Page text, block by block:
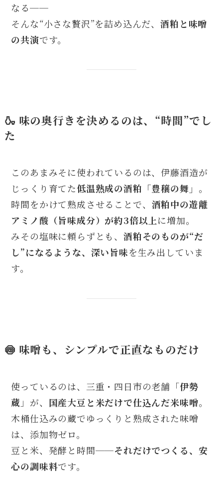
なる──
そんな“小さな贅沢”を詰め込んだ、酒粕と味噌
の共演です。
🍶 味の奥行きを決めるのは、“時間”でし
た
このあまみそに使われているのは、伊藤酒造が
じっくり育てた低温熟成の酒粕「豊穣の舞」 。
時間をかけて熟成させることで、 酒粕中の遊離
アミノ酸（旨味成分）が約3倍以上に増加。
みその塩味に頼らずとも、酒粕そのものが“だ
し”になるような、深い旨味を生み出していま
す。
🍥 味噌も、シンプルで正直なものだけ
使っているのは、三重・四日市の老舗「伊勢
蔵 」が、 国産大豆と米だけで仕込んだ米味噌。
木桶仕込みの蔵でゆっくりと熟成された味噌
は、添加物ゼロ。
豆と米、発酵と時間──それだけでつくる、安
心の調味料です。